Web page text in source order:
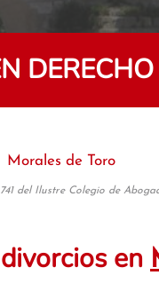
Morales de Toro
del Ilustre Colegio de
en